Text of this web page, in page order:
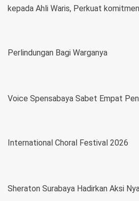
kepada Ahli Waris, Perkuat
Perlindungan Bagi Warganya
Voice Spensabaya Sabet Empat
International Choral Festival 2026
Sheraton Surabaya Hadirkan Aksi